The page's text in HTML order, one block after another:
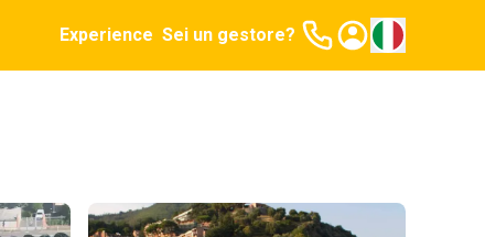
Experience Sei un gestore?